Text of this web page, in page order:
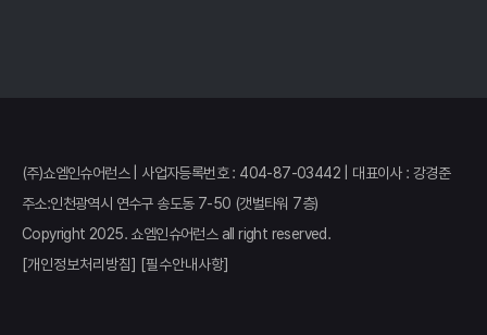
암보험 비교, 현명한 소비자가 선택하는 숨겨진 꿀팁
(주)쇼엠인슈어런스 | 사업자등록번호 : 404-87-03442 | 대표이사 : 강경준
주소:인천광역시 연수구 송도동 7-50 (갯벌타워 7층)
Copyright 2025. 쇼엠인슈어런스 all right reserved.
[개인정보처리방침] [필수안내사항]